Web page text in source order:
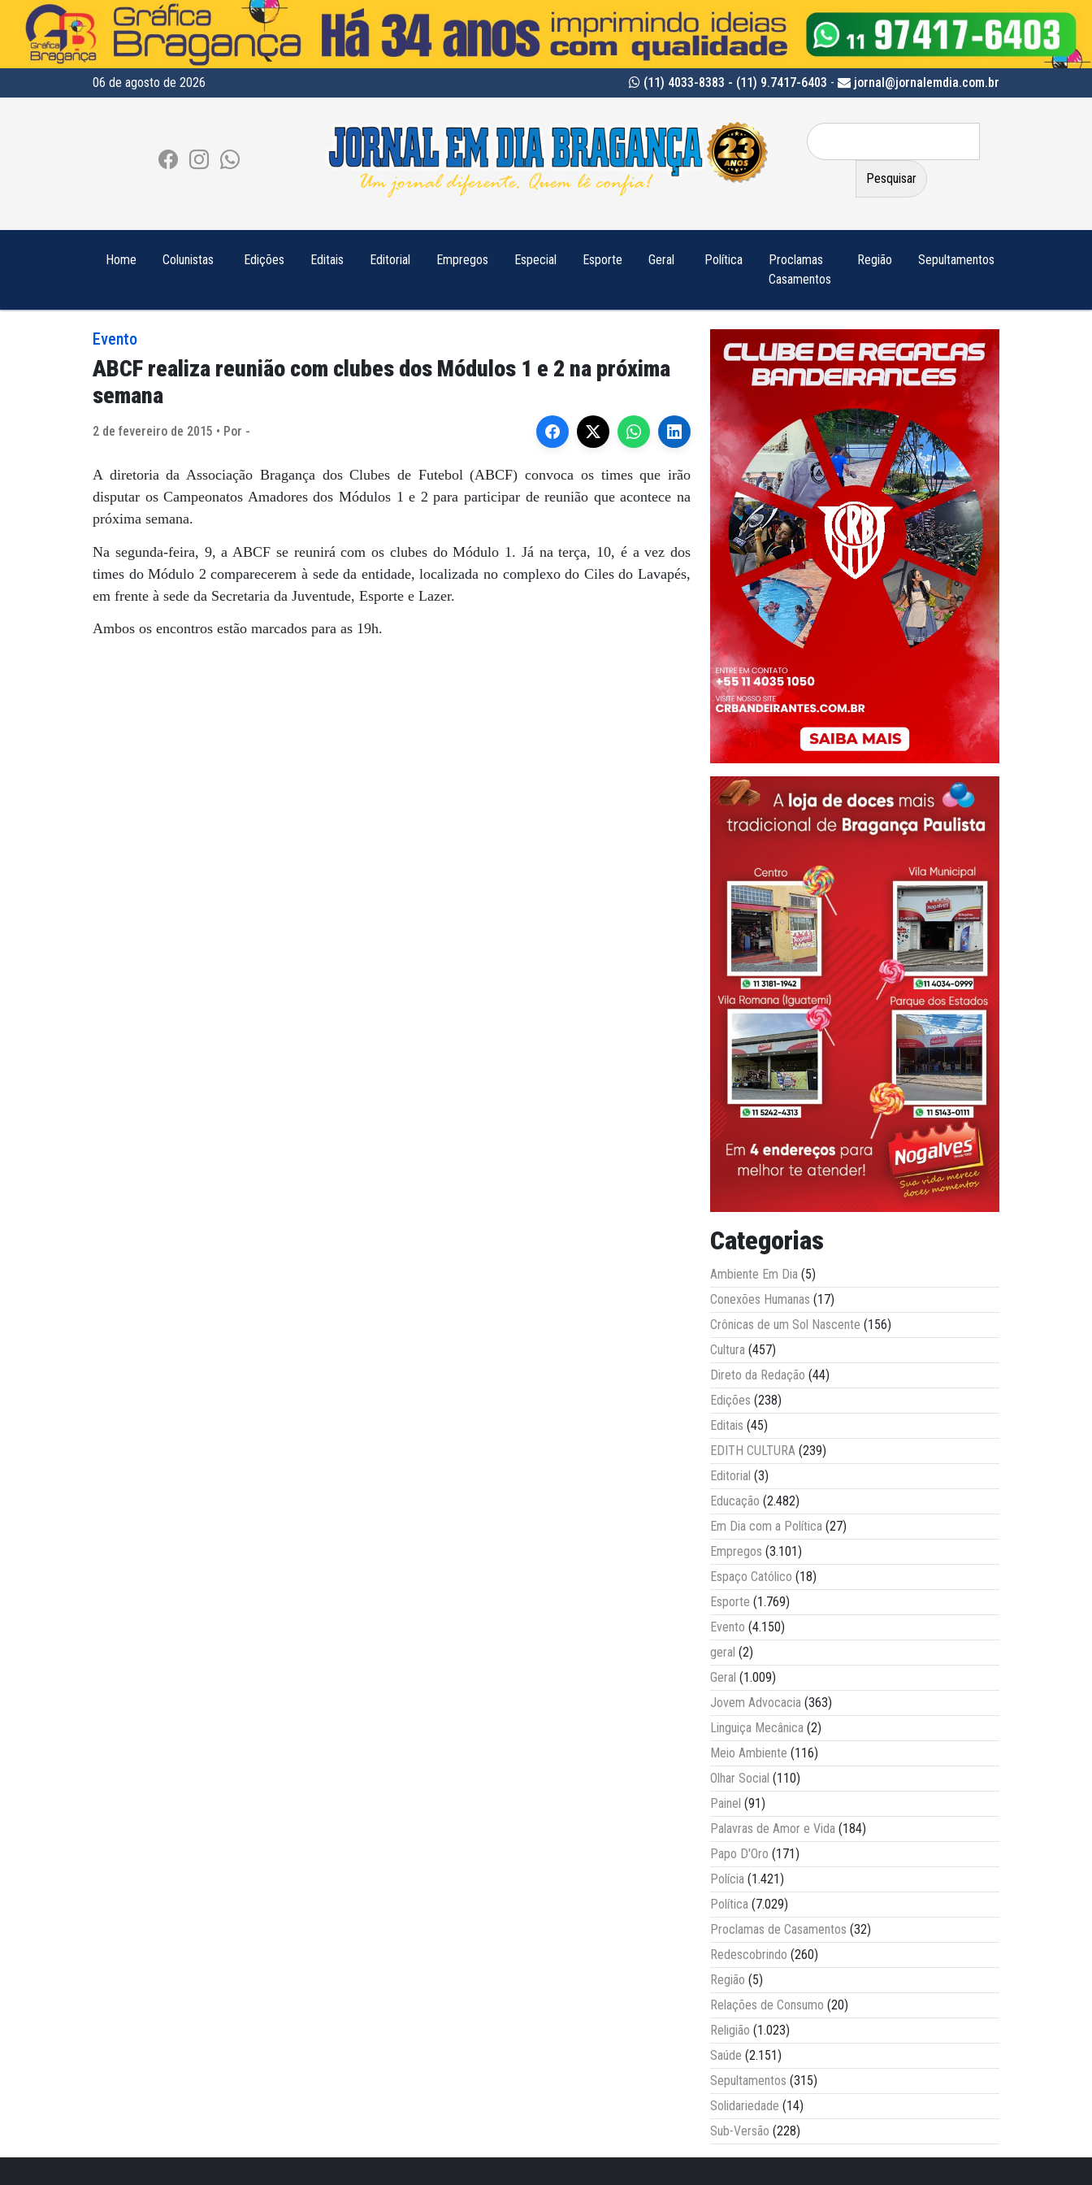
06 de agosto de 2026 (11) 4033-8383 - (11) 9.7417-6403 - jornal@jornalemdia.com.br
Pesquisar
por:
Home Colunistas Edições Editais Editorial Empregos Especial Esporte Geral Política
Proclamas
Casamentos
Região Sepultamentos
Evento
ABCF realiza reunião com clubes dos Módulos 1 e 2 na próxima
semana
2 de fevereiro de 2015 • Por -
A diretoria da Associação Bragança dos Clubes de Futebol (ABCF) convoca os times que irão
disputar os Campeonatos Amadores dos Módulos 1 e 2 para participar de reunião que acontece na
próxima semana.
Na segunda-feira, 9, a ABCF se reunirá com os clubes do Módulo 1. Já na terça, 10, é a vez dos
times do Módulo 2 comparecerem à sede da entidade, localizada no complexo do Ciles do Lavapés,
em frente à sede da Secretaria da Juventude, Esporte e Lazer.
Ambos os encontros estão marcados para as 19h.
Categorias
Ambiente Em Dia (5)
Conexões Humanas (17)
Crônicas de um Sol Nascente (156)
Cultura (457)
Direto da Redação (44)
Edições (238)
Editais (45)
EDITH CULTURA (239)
Editorial (3)
Educação (2.482)
Em Dia com a Política (27)
Empregos (3.101)
Espaço Católico (18)
Esporte (1.769)
Evento (4.150)
geral (2)
Geral (1.009)
Jovem Advocacia (363)
Linguiça Mecânica (2)
Meio Ambiente (116)
Olhar Social (110)
Painel (91)
Palavras de Amor e Vida (184)
Papo D'Oro (171)
Polícia (1.421)
Política (7.029)
Proclamas de Casamentos (32)
Redescobrindo (260)
Região (5)
Relações de Consumo (20)
Religião (1.023)
Saúde (2.151)
Sepultamentos (315)
Solidariedade (14)
Sub-Versão (228)